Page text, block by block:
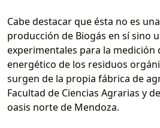
Cabe destacar que ésta no es
producción de Biogás en sí sino
experimentales para la medición
energético de los residuos
surgen de la propia fábrica de
Facultad de Ciencias Agrarias y
oasis norte de Mendoza.